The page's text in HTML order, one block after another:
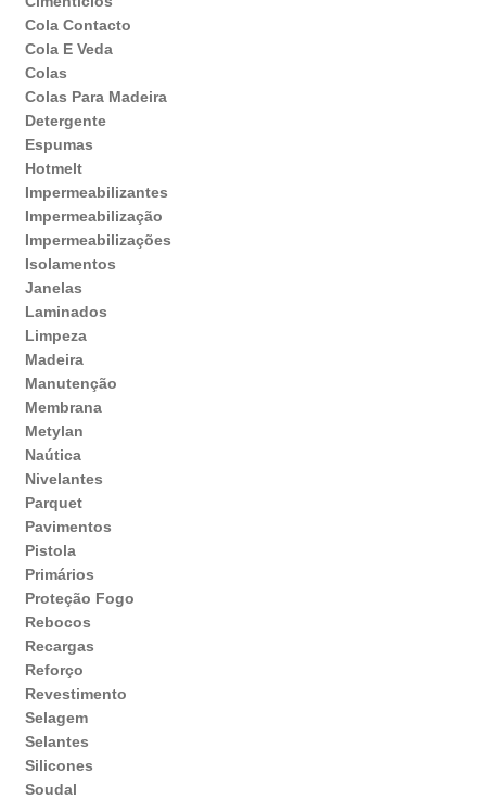
Cola Contacto
Cola E Veda
Colas
Colas Para Madeira
Detergente
Espumas
Hotmelt
Impermeabilizantes
Impermeabilização
Impermeabilizações
Isolamentos
Janelas
Laminados
Limpeza
Madeira
Manutenção
Membrana
Metylan
Naútica
Nivelantes
Parquet
Pavimentos
Pistola
Primários
Proteção Fogo
Rebocos
Recargas
Reforço
Revestimento
Selagem
Selantes
Silicones
Soudal